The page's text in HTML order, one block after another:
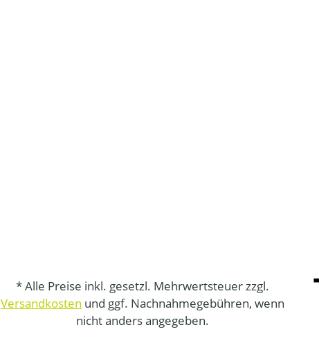
* Alle Preise inkl. gesetzl. Mehrwertsteuer zzgl.
Versandkosten und ggf. Nachnahmegebühren, wenn
nicht anders angegeben.